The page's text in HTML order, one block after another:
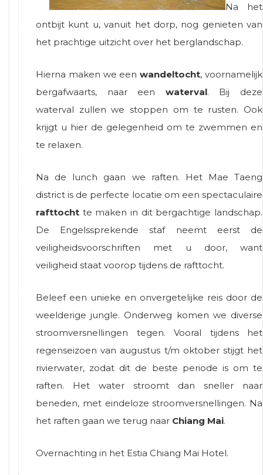
Na het
ontbijt kunt u, vanuit het dorp, nog genieten van
het prachtige uitzicht over het berglandschap.
Hierna maken we eenwandeltocht, voornamelijk
bergafwaarts, naar een waterval. Bij deze
waterval zullen we stoppen om te rusten. Ook
krijgt u hier de gelegenheid om te zwemmen en
te relaxen.
Na de lunch gaan we raften. Het Mae Taeng
district is de perfecte locatie om een spectaculaire
rafttocht te maken in dit bergachtige landschap.
De Engelssprekende staf neemt eerst de
veiligheidsvoorschriften met u door, want
veiligheid staat voorop tijdens de rafttocht.
Beleef een unieke en onvergetelijke reis door de
weelderige jungle. Onderweg komen we diverse
stroomversnellingen tegen. Vooral tijdens het
regenseizoen van augustus t/m oktober stijgt het
rivierwater, zodat dit de beste periode is om te
raften. Het water stroomt dan sneller naar
beneden, met eindeloze stroomversnellingen. Na
het raften gaan we terug naar Chiang Mai.
Overnachting in het Estia Chiang Mai Hotel.